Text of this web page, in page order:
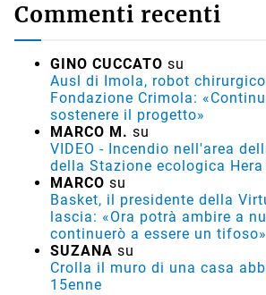
Commenti recenti
GINO CUCCATO su
Ausl di Imola, robot
Fondazione Crimola:
sostenere il progetto»
MARCO M. su
VIDEO - Incendio nell'area
della Stazione ecologica
MARCO su
Basket, il presidente della
lascia: «Ora potrà ambire a
continuerò a essere un tifoso»
SUZANA su
Crolla il muro di una casa
15enne